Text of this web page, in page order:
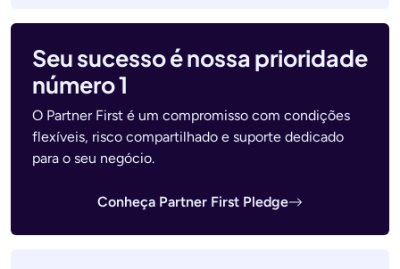
Seu sucesso é nossa prioridade
número 1
O Partner First é um compromisso com condições
flexíveis, risco compartilhado e suporte dedicado
para o seu negócio.
Conheça Partner First Pledge